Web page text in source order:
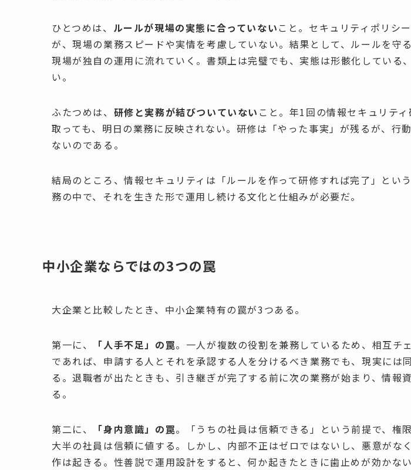
ひとつめは、 ルールが現場の実態に合っていない こと。セキュリティポリシ
が、現場の業務スピードや実情を考慮していない。結果として、ルールを守
現場が独自の運用に流れていく。書類上は完璧でも、実態は形骸化している
い。
ふたつめは、 研修と実務が結びついていない こと。年1回の情報セキュリテ
取っても、明日の業務に反映されない。研修は「やった事実」が残るが、行
ないのである。
結局のところ、情報セキュリティは「ルールを作って研修すれば完了」とい
務の中で、それを生きた形で運用し続ける文化と仕組みが必要だ。
中小企業ならではの3つの罠
大企業と比較したとき、中小企業特有の罠が3つある。
第一に、 「人手不足」の罠。一人が複数の役割を兼務しているため、相互チ
であれば、申請する人とそれを承認する人を分けるべき業務でも、現実には
る。退職者が出たときも、引き継ぎが完了する前に次の業務が始まり、情報
る。
第二に、 「身内意識」の罠。「うちの社員は信頼できる」という前提で、権
大半の社員は信頼に値する。しかし、内部不正はゼロではないし、悪意がな
作は起きる。性善説で運用設計をすると、何か起きたときに歯止めが効かない